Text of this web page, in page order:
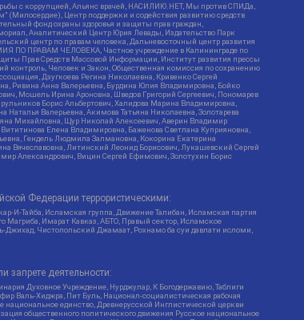
с коррупцией, Альянс врачей, НАСИЛИЮ.НЕТ, Мы против СПИДа,
(Милосердие), Центр поддержки и содействия развитию средств
фонд охраны здоровья и защиты прав граждан,
Аналитический Центр Юрия Левады, Издательство Парк
центр по правам человека, Дальневосточный центр развития
ПО ПРАВАМ ЧЕЛОВЕКА, Частное учреждение в Калининграде по
Прав Средств Массовой Информации, Институт развития прессы
контроль, Человек и Закон, Общественная комиссия по сохранению
Дзугкоева Регина Николаевна, Кривенко Сергей
Ривина Анна Валерьевна, Бурдина Юлия Владимировна, Бойко
Мошель Ирина Ароновна, Шведов Григорий Сергеевич, Пономарев
Борис Альбертович, Халидова Марина Владимировна,
Валерьевна, Акимова Татьяна Николаевна, Золотарева
Михайловна, Щур Николай Алексеевич, Аверин Владимир
Елена Владимировна, Баженова Светлана Куприяновна,
Гендель Людмила Залмановна, Кокорина Екатерина
Вячеславовна, Литинский Леонид Борисович, Лукашевский Сергей
Александрович, Вицин Сергей Ефимович, Золотухин Борис
Федерации террористическими:
И-Тайба, Исламская группа, Движение Талибан, Исламская партия
Магриба, Имарат Кавказ, АБТО, Правый сектор, Исламское
Джихад, Чистопольский Джамаат, Рохнамо ба суи давлати исломи,
запрете деятельности:
Духовное Учреждение, Нурджулар, К Богодержавию, Таблиги
Валь-Хиджра, Пит Буль, Национал-социалистическая рабочая
единство, Древнерусской Инглистической церкви
общественного политического движения Русское национальное